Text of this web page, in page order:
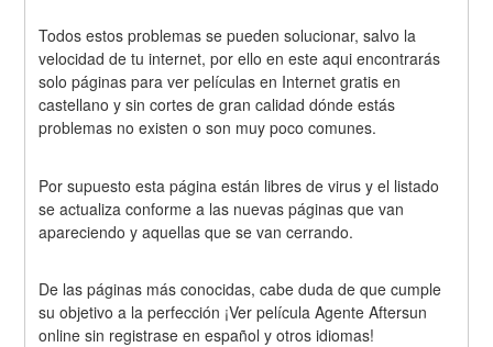
Todos estos problemas se pueden solucionar, salvo la
velocidad de tu internet, por ello en este aqui encontrarás
solo páginas para ver películas en Internet gratis en
castellano y sin cortes de gran calidad dónde estás
problemas no existen o son muy poco comunes.
Por supuesto esta página están libres de virus y el listado
se actualiza conforme a las nuevas páginas que van
apareciendo y aquellas que se van cerrando.
De las páginas más conocidas, cabe duda de que cumple
su objetivo a la perfección ¡Ver película Agente Aftersun
online sin registrase en español y otros idiomas!